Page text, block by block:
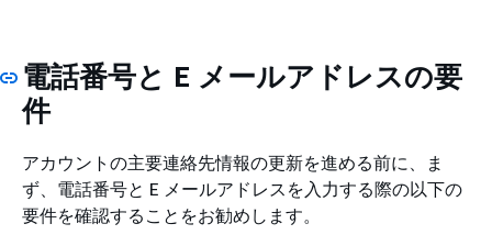
電話番号と E メールアドレスの要
件
アカウントの主要連絡先情報の更新を進める前に、ま
ず、電話番号と E メールアドレスを入力する際の以下の
要件を確認することをお勧めします。